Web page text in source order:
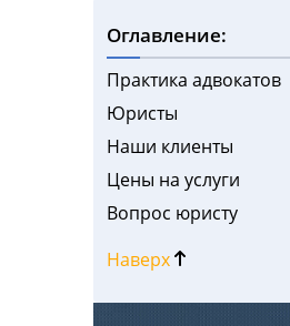
Оглавление:
Практика адвокатов
Юристы
Наши клиенты
Цены на услуги
Вопрос юристу
Наверх